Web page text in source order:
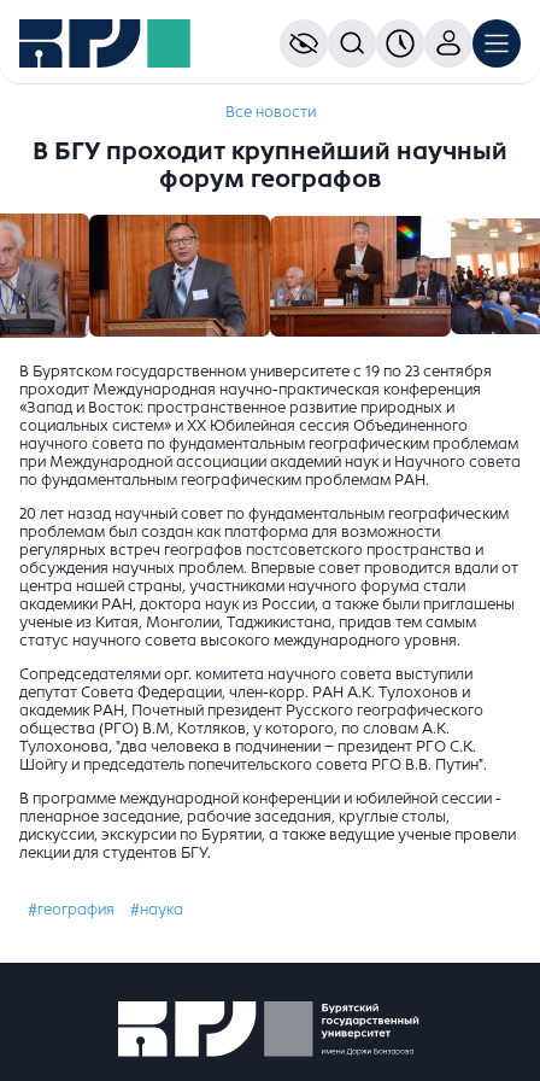
Все новости
В БГУ проходит крупнейший научный
форум географов
В Бурятском государственном университете с 19 по 23 сентября
проходит Международная научно-практическая конференция
«Запад и Восток: пространственное развитие природных и
социальных систем» и XX Юбилейная сессия Объединенного
научного совета по фундаментальным географическим проблемам
при Международной ассоциации академий наук и Научного совета
по фундаментальным географическим проблемам РАН.
20 лет назад научный совет по фундаментальным географическим
проблемам был создан как платформа для возможности
регулярных встреч географов постсоветского пространства и
обсуждения научных проблем. Впервые совет проводится вдали от
центра нашей страны, участниками научного форума стали
академики РАН, доктора наук из России, а также были приглашены
ученые из Китая, Монголии, Таджикистана, придав тем самым
статус научного совета высокого международного уровня.
Сопредседателями орг. комитета научного совета выступили
депутат Совета Федерации, член-корр. РАН А.К. Тулохонов и
академик РАН, Почетный президент Русского географического
общества (РГО) В.М, Котляков, у которого, по словам А.К.
Тулохонова, "два человека в подчинении – президент РГО С.К.
Шойгу и председатель попечительского совета РГО В.В. Путин".
В программе международной конференции и юбилейной сессии -
пленарное заседание, рабочие заседания, круглые столы,
дискуссии, экскурсии по Бурятии, а также ведущие ученые провели
лекции для студентов БГУ.
#география #наука